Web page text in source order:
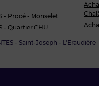
- Saint-Joseph - L'Eraudière
- Procé - Monselet
- Quartier CHU